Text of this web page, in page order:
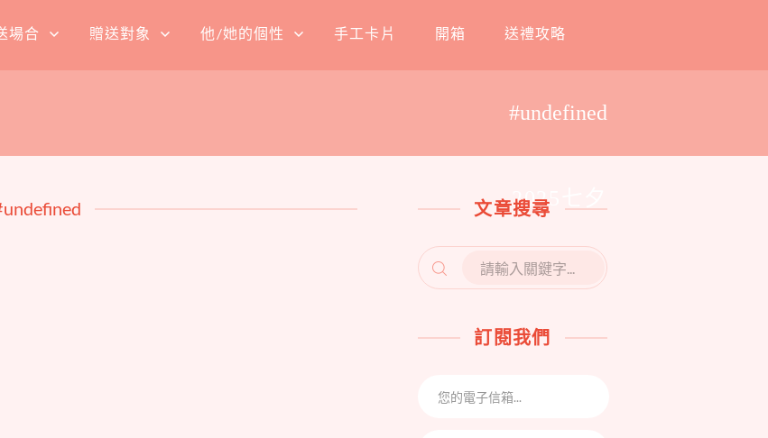
場合 贈送對象 他/她的個性 手工卡片 開箱 送禮攻略
#undefined
2025七夕
文章搜尋
SEARCH
FOR:
訂閱我們